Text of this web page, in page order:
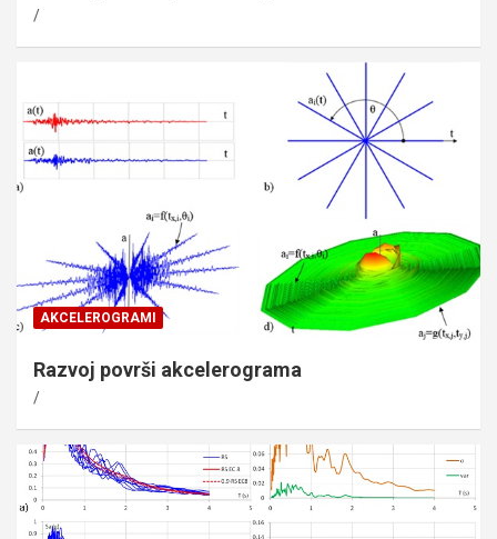
AKCELEROGRAMI
Razvoj površi akcelerograma